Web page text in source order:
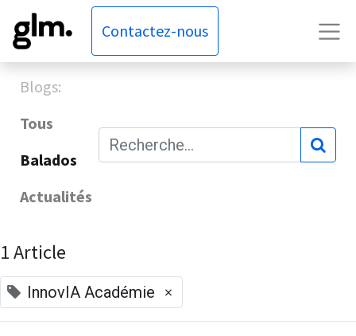
Contactez-nous
Blogs:
Tous
Balados
Actualités
1 Article
InnovIA Académie ×